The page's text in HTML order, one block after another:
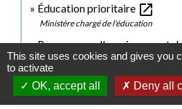
Éducation prioritaire open_in_new
Ministère chargé de l'éducation
Programme d'enseignement
- Cycle 2open_in_new
Ministère chargé de l'éducation
Programme d'enseignement
This site uses cookies and gives you
to activate
OK, accept all
Deny all